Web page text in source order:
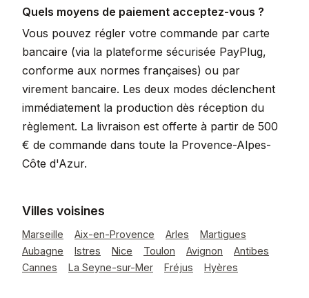
Quels moyens de paiement acceptez-vous ?
Vous pouvez régler votre commande par carte
bancaire (via la plateforme sécurisée PayPlug,
conforme aux normes françaises) ou par
virement bancaire. Les deux modes déclenchent
immédiatement la production dès réception du
règlement. La livraison est offerte à partir de 500
€ de commande dans toute la Provence-Alpes-
Côte d'Azur.
Villes voisines
Marseille Aix-en-Provence Arles
Martigues
Aubagne
Istres Nice Toulon Avignon
Antibes
Cannes
La Seyne-sur-Mer Fréjus Hyères